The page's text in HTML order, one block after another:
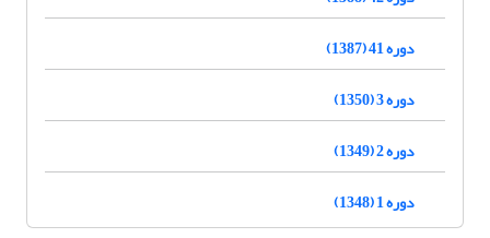
دوره 41 (1387)
دوره 3 (1350)
دوره 2 (1349)
دوره 1 (1348)